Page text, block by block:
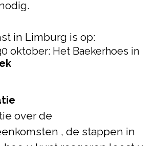
in Limburg is op:
oktober: Het Baekerhoes in
over de
, de stappen in